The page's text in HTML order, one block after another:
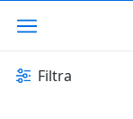
Filtra